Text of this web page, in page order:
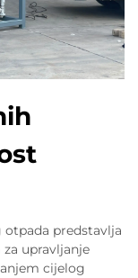
predstavlja
upravljanje
cijelog